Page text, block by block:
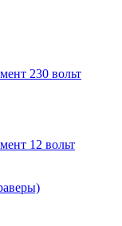
230 вольт
12 вольт